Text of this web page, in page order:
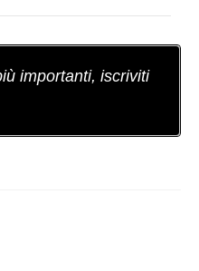
importanti, iscriviti